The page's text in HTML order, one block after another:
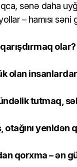
sənə daha
– hamısı
olan
tutmaq,
otağını
qorxma – ən